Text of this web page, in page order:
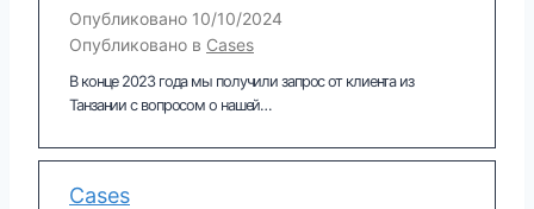
Опубликовано 10/10/2024
Опубликовано в Cases
В конце 2023 года мы получили запрос от клиента из
Танзании с вопросом о нашей…
Cases